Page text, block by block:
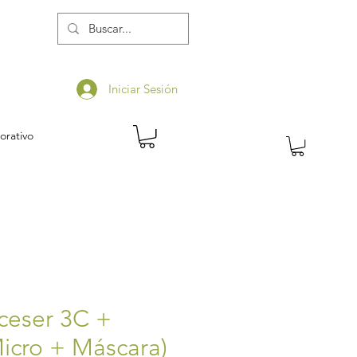
Iniciar Sesión
3C +
+ Máscara)